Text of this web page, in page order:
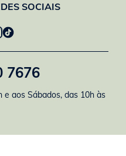
SOCIAIS
7676
e aos Sábados, das 10h às